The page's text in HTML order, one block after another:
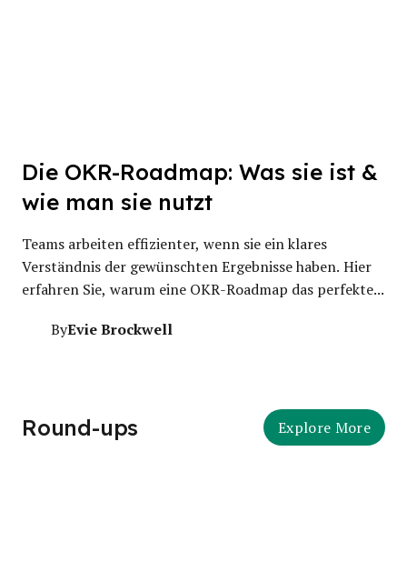
Die OKR-Roadmap: Was sie ist &
wie man sie nutzt
Teams arbeiten effizienter, wenn sie ein klares
Verständnis der gewünschten Ergebnisse haben. Hier
erfahren Sie, warum eine OKR-Roadmap das perfekte...
ByEvie Brockwell
Round-ups Explore More